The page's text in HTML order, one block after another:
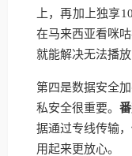
上，再加上独享
在马来西亚看咪
就能解决无法播放
第四是数据安全
私安全很重要。
据通过专线传输
用起来更放心。